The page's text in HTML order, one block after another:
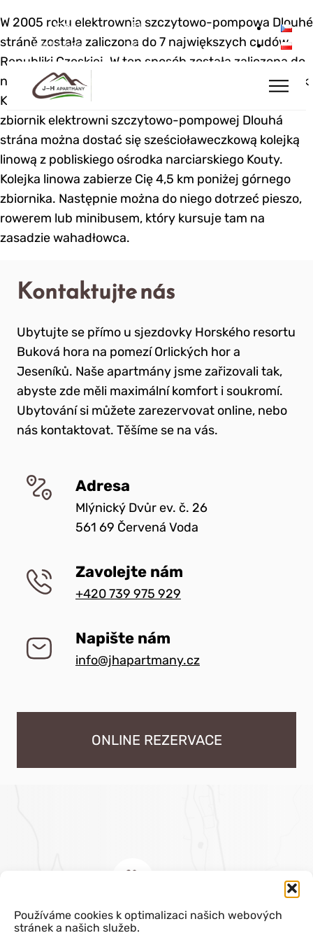
Používáme cookies k optimalizaci našich webových
stránek a našich služeb.
Webkamery 14°
W 2005 roku elektrownia szczytowo-pompowa Dlouhé
stráně została zaliczona do 7 największych cudów
Republiki Czeskiej. W ten sposób została zaliczona do
najważniejszych czeskich zabytków, takich jak zamek
Karlštejn czy zamek Hluboká. Od 2010 roku na górny
zbiornik elektrowni szczytowo-pompowej Dlouhá
strána można dostać się sześcioławeczkową kolejką
linową z pobliskiego ośrodka narciarskiego Kouty.
Kolejka linowa zabierze Cię 4,5 km poniżej górnego
zbiornika. Następnie można do niego dotrzeć pieszo,
rowerem lub minibusem, który kursuje tam na
zasadzie wahadłowca.
Kontaktujte nás
Ubytujte se přímo u sjezdovky Horského resortu
Buková hora na pomezí Orlických hor a
Jeseníků. Naše apartmány jsme zařizovali tak,
abyste zde měli maximální komfort i soukromí.
Ubytování si můžete zarezervovat online, nebo
nás kontaktovat. Těšíme se na vás.
Adresa
Mlýnický Dvůr ev. č. 26
561 69 Červená Voda
Zavolejte nám
+420 739 975 929
Napište nám
info@jhapartmany.cz
ONLINE REZERVACE